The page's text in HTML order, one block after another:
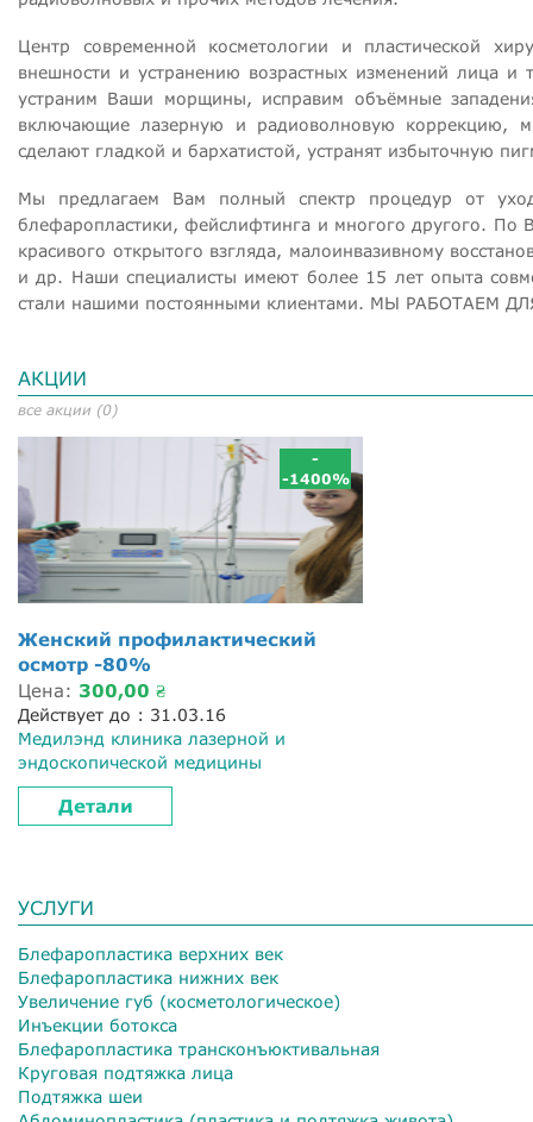
Центр современной косметологии и пластической
внешности и устранению возрастных изменений лица
устраним Ваши морщины, исправим объёмные
включающие лазерную и радиоволновую коррекцию,
сделают гладкой и бархатистой, устранят избыточную
Мы предлагаем Вам полный спектр процедур от
блефаропластики, фейслифтинга и многого другого.
красивого открытого взгляда, малоинвазивному
и др. Наши специалисты имеют более 15 лет опыта
стали нашими постоянными клиентами. МЫ РАБОТАЕМ
АКЦИИ
все акции (0)
-
-1400%
Женский профилактический
осмотр -80%
Цена: 300,00 ₴
Действует до : 31.03.16
Медилэнд клиника лазерной и
эндоскопической медицины
Детали
УСЛУГИ
Блефаропластика верхних век
Блефаропластика нижних век
Увеличение губ (косметологическое)
Инъекции ботокса
Блефаропластика трансконъюктивальная
Круговая подтяжка лица
Подтяжка шеи